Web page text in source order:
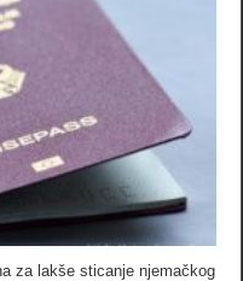
za lakše sticanje njemačkog